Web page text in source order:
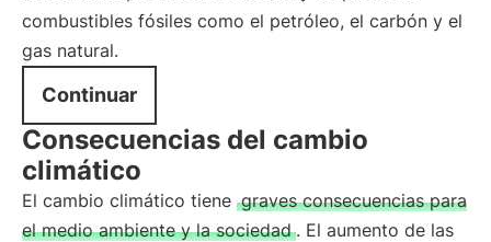
combustibles fósiles como el petróleo, el carbón y el
gas natural.
Continuar
Consecuencias del cambio
climático
El cambio climático tiene graves consecuencias para
el medio ambiente y la sociedad . El aumento de las